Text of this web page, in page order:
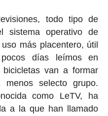
todo tipo de
sistema operativo de
más placentero, útil
días leímos en
van a formar
selecto grupo.
como LeTV, ha
a la que han llamado